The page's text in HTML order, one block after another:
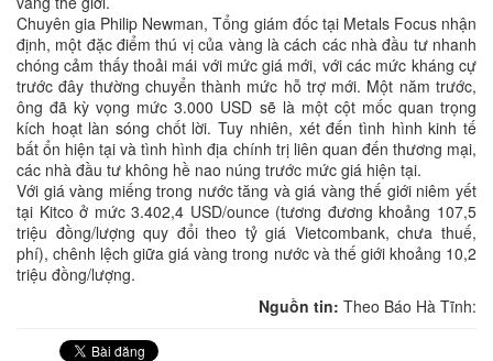
Chuyên gia Philip Newman, Tổng giám đốc tại Metals Focus nhận
định, một đặc điểm thú vị của vàng là cách các nhà đầu tư nhanh
chóng cảm thấy thoải mái với mức giá mới, với các mức kháng cự
trước đây thường chuyển thành mức hỗ trợ mới. Một năm trước,
ông đã kỳ vọng mức 3.000 USD sẽ là một cột mốc quan trọng
kích hoạt làn sóng chốt lời. Tuy nhiên, xét đến tình hình kinh tế
bất ổn hiện tại và tình hình địa chính trị liên quan đến thương mại,
các nhà đầu tư không hề nao núng trước mức giá hiện tại.
Với giá vàng miếng trong nước tăng và giá vàng thế giới niêm yết
tại Kitco ở mức 3.402,4 USD/ounce (tương đương khoảng 107,5
triệu đồng/lượng quy đổi theo tỷ giá Vietcombank, chưa thuế,
phí), chênh lệch giữa giá vàng trong nước và thế giới khoảng 10,2
triệu đồng/lượng.
Nguồn tin: Theo Báo Hà Tĩnh: